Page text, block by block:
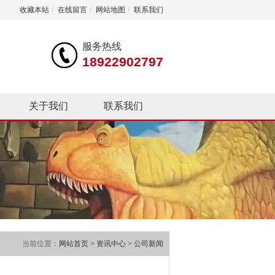
收藏本站 / 在线留言 / 网站地图 / 联系我们
服务热线
18922902797
关于我们 联系我们
当前位置： 网站首页 > 资讯中心 > 公司新闻